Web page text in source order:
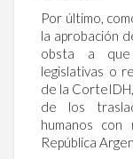
Por último,
la aprobación
obsta a que
legislativas o
de la
de los
humanos
República